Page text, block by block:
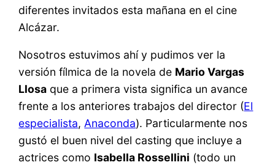
diferentes invitados esta mañana en el cine
Alcázar.
Nosotros estuvimos ahí y pudimos ver la
versión fílmica de la novela de Mario Vargas
Llosa que a primera vista significa un avance
frente a los anteriores trabajos del director (El
especialista, Anaconda). Particularmente nos
gustó el buen nivel del casting que incluye a
actrices como Isabella Rossellini (todo un